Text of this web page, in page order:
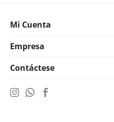
Mi Cuenta
Empresa
Contáctese